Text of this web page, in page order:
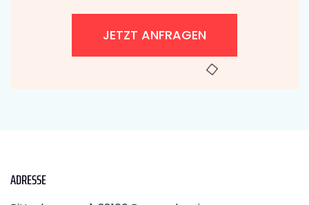
JETZT ANFRAGEN
ADRESSE